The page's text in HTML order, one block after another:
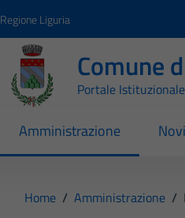
Regione Liguria
Comune
Portale Istituzionale
Amministrazione
Home / Amministrazione /